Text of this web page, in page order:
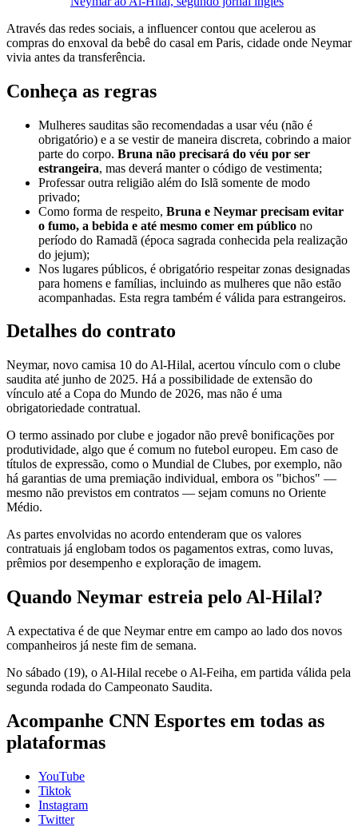
Através das redes sociais, a influencer contou que acelerou as
compras do enxoval da bebê do casal em Paris, cidade onde Neymar
vivia antes da transferência.
Conheça as regras
Mulheres sauditas são recomendadas a usar véu (não é
obrigatório) e a se vestir de maneira discreta, cobrindo a maior
parte do corpo. Bruna não precisará do véu por ser
estrangeira, mas deverá manter o código de vestimenta;
Professar outra religião além do Islã somente de modo
privado;
Como forma de respeito, Bruna e Neymar precisam evitar
o fumo, a bebida e até mesmo comer em público no
período do Ramadã (época sagrada conhecida pela realização
do jejum);
Nos lugares públicos, é obrigatório respeitar zonas designadas
para homens e famílias, incluindo as mulheres que não estão
acompanhadas. Esta regra também é válida para estrangeiros.
Detalhes do contrato
Neymar, novo camisa 10 do Al-Hilal, acertou vínculo com o clube
saudita até junho de 2025. Há a possibilidade de extensão do
vínculo até a Copa do Mundo de 2026, mas não é uma
obrigatoriedade contratual.
O termo assinado por clube e jogador não prevê bonificações por
produtividade, algo que é comum no futebol europeu. Em caso de
títulos de expressão, como o Mundial de Clubes, por exemplo, não
há garantias de uma premiação individual, embora os "bichos" —
mesmo não previstos em contratos — sejam comuns no Oriente
Médio.
As partes envolvidas no acordo entenderam que os valores
contratuais já englobam todos os pagamentos extras, como luvas,
prêmios por desempenho e exploração de imagem.
Quando Neymar estreia pelo Al-Hilal?
A expectativa é de que Neymar entre em campo ao lado dos novos
companheiros já neste fim de semana.
No sábado (19), o Al-Hilal recebe o Al-Feiha, em partida válida pela
segunda rodada do Campeonato Saudita.
Acompanhe CNN Esportes em todas as
plataformas
YouTube
Tiktok
Instagram
Twitter